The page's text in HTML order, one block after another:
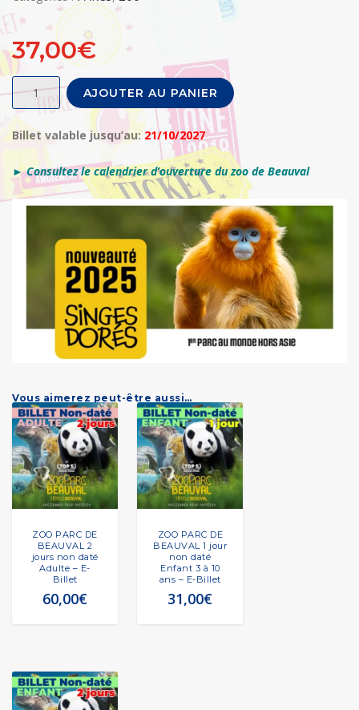
37,00€
quantité
de
ZOO
PARC
BEAUVAL
1
AJOUTER AU PANIER
Billet valable jusqu’au:21/10/2027
► Consultez le calendrier d’ouverture du zoo de Beauval
Vous aimerez peut-être aussi…
ZOO PARC DE
BEAUVAL 2
jours non daté
Adulte – E-
Billet
60,00€
ZOO PARC DE
BEAUVAL 1 jour
non daté
Enfant 3 à 10
ans – E-Billet
31,00€